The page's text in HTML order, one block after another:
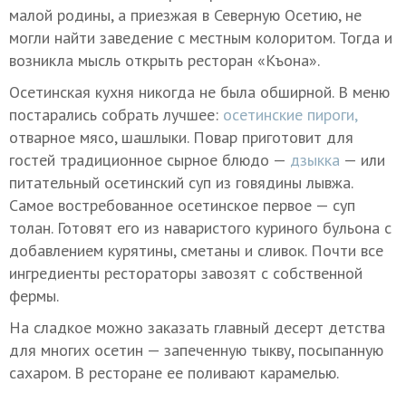
малой родины, а приезжая в Северную Осетию, не
могли найти заведение с местным колоритом. Тогда и
возникла мысль открыть ресторан «Къона».
Осетинская кухня никогда не была обширной. В меню
постарались собрать лучшее: осетинские пироги,
отварное мясо, шашлыки. Повар приготовит для
гостей традиционное сырное блюдо — дзыкка — или
питательный осетинский суп из говядины лывжа.
Самое востребованное осетинское первое — суп
толан. Готовят его из наваристого куриного бульона с
добавлением курятины, сметаны и сливок. Почти все
ингредиенты рестораторы завозят с собственной
фермы.
На сладкое можно заказать главный десерт детства
для многих осетин — запеченную тыкву, посыпанную
сахаром. В ресторане ее поливают карамелью.